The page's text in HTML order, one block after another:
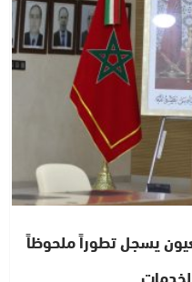
يسجل تطوراً ملحوظاً